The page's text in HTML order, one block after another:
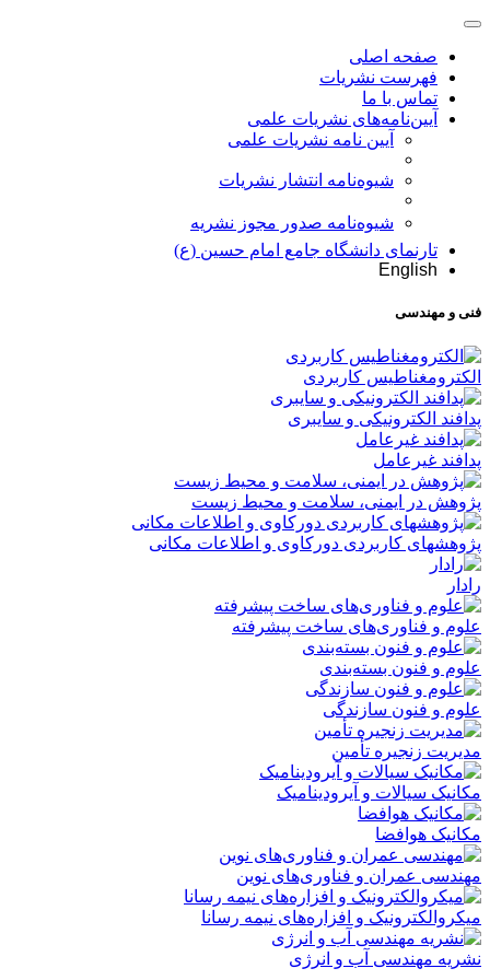
صفحه اصلی
فهرست نشریات
تماس با ما
آیین‌نامه‌های نشریات علمی
آیین نامه نشریات علمی
شیوه‌نامه انتشار نشریات
شیوهنامه صدور مجوز نشریه
تارنمای دانشگاه جامع امام حسین (ع)
English
فنی و مهندسی
الکترومغناطیس کاربردی
پدافند الکترونیکی و سایبری
پدافند غیرعامل
پژوهش در ایمنی، سلامت و محیط زیست
پژوهشهای کاربردی دورکاوی و اطلاعات مکانی
رادار
علوم و فناوری‌های ساخت پیشرفته
علوم و فنون بسته‌بندی
علوم و فنون سازندگی
مدیریت زنجیره تأمین
مکانیک سیالات و آیرودینامیک
مکانیک هوافضا
مهندسی عمران و فناوری‌های نوین
میکروالکترونیک و افزاره‌های نیمه رسانا
نشریه مهندسی آب و انرژی